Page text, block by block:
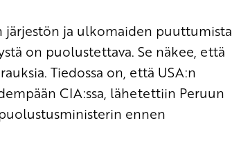
järjestön ja ulkomaiden puuttumista
on puolustettava. Se näkee, että
Tiedossa on, että USA:n
CIA:ssa, lähetettiin Peruun
ennen